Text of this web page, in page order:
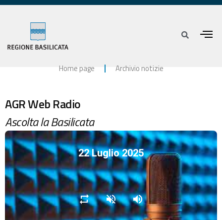
Home page Archivio notizie
AGR Web Radio
Ascolta la Basilicata
22 Luglio 2025
repeat volume_off volume_up